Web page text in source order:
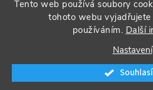
Tento web používá soubory
tohoto webu vyjadřujete
používáním. Další
Nastavení
Vytvořil
Copyright 2026 .
nastavení